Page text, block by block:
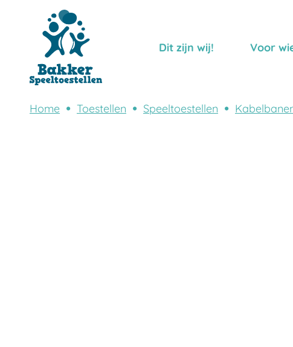
Dit zijn wij! Voor
Home Toestellen Speeltoestellen